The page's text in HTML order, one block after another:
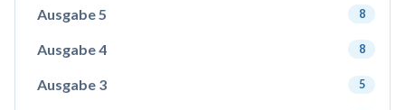
Ausgabe 5 8
Ausgabe 4 8
Ausgabe 3 5